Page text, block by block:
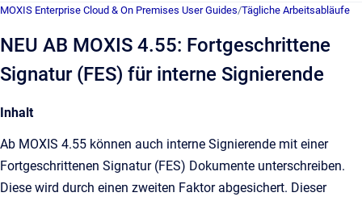
MOXIS Enterprise Cloud & On Premises User Guides/Tägliche Arbeitsabläufe
NEU AB MOXIS 4.55: Fortgeschrittene
Signatur (FES) für interne Signierende
Inhalt
Ab MOXIS 4.55 können auch interne Signierende mit einer
Fortgeschrittenen Signatur (FES) Dokumente unterschreiben.
Diese wird durch einen zweiten Faktor abgesichert. Dieser